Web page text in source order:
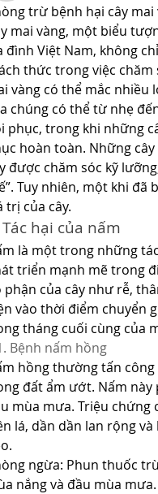
trừ bệnh hại cây mai
mai vàng, một biểu
đình Việt Nam, không
thức trong việc chăm
vàng có thể mắc nhiều
chúng có thể từ nhẹ
phục, trong khi những
hoàn toàn. Những
được chăm sóc kỹ
Tuy nhiên, một khi
trị của cây.
Tác hại của nấm
là một trong những
triển mạnh mẽ trong
phận của cây như rễ,
vào thời điểm chuyển
tháng cuối cùng của
Bệnh nấm hồng
hồng thường tấn
đất ẩm ướt. Nấm
mùa mưa. Triệu
lá, dần dần lan rộng
ngừa: Phun thuốc
nắng và đầu mùa mưa.